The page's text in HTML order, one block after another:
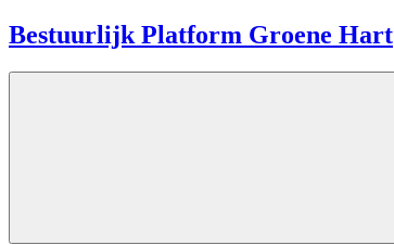
Bestuurlijk Platform Groene Hart